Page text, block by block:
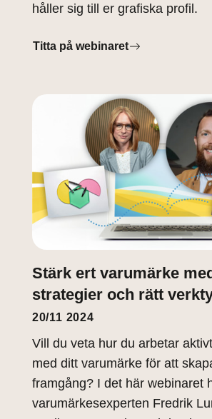
håller sig till er grafiska profil.
Titta på webinaret
Stärk ert varumärke
strategier och rätt
20/11 2024
Vill du veta hur du arbetar
med ditt varumärke för att
framgång? I det här webinaret
varumärkesexperten Fredrik